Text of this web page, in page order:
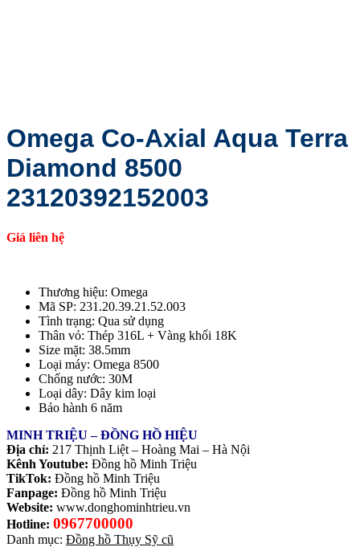
Omega Co-Axial Aqua Terra
Diamond 8500
23120392152003
Giá liên hệ
Thương hiệu: Omega
Mã SP: 231.20.39.21.52.003
Tình trạng: Qua sử dụng
Thân vỏ: Thép 316L + Vàng khối 18K
Size mặt: 38.5mm
Loại máy: Omega 8500
Chống nước: 30M
Loại dây: Dây kim loại
Bảo hành 6 năm
MINH TRIỆU – ĐỒNG HỒ HIỆU
Địa chỉ: 217 Thịnh Liệt – Hoàng Mai – Hà Nội
Kênh Youtube: Đồng hồ Minh Triệu
TikTok: Đồng hồ Minh Triệu
Fanpage: Đồng hồ Minh Triệu
Website: www.donghominhtrieu.vn
Hotline: 0967700000
Danh mục: Đồng hồ Thụy Sỹ cũ